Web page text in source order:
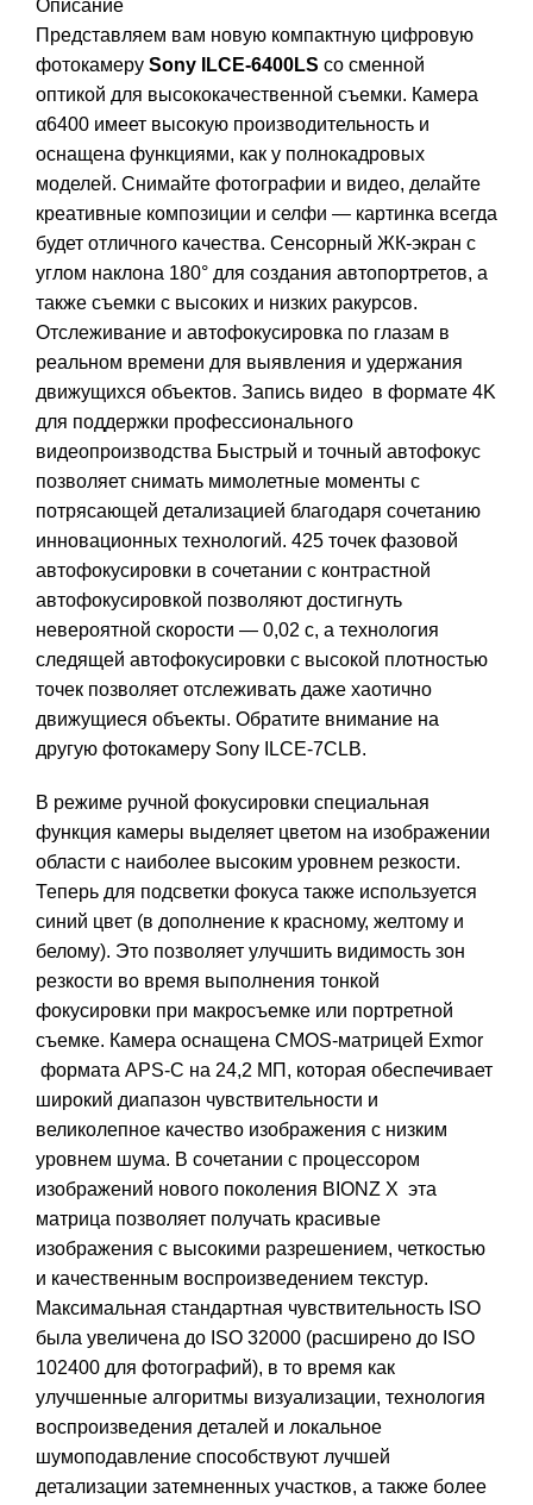
Описание
Представляем вам новую компактную цифровую
фотокамеру Sony ILCE-6400LS со сменной
оптикой для высококачественной съемки. Камера
α6400 имеет высокую производительность и
оснащена функциями, как у полнокадровых
моделей. Снимайте фотографии и видео, делайте
креативные композиции и селфи — картинка всегда
будет отличного качества. Сенсорный ЖК-экран с
углом наклона 180° для создания автопортретов, а
также съемки с высоких и низких ракурсов.
Отслеживание и автофокусировка по глазам в
реальном времени для выявления и удержания
движущихся объектов. Запись видео в формате 4K
для поддержки профессионального
видеопроизводства Быстрый и точный автофокус
позволяет снимать мимолетные моменты с
потрясающей детализацией благодаря сочетанию
инновационных технологий. 425 точек фазовой
автофокусировки в сочетании с контрастной
автофокусировкой позволяют достигнуть
невероятной скорости — 0,02 с, а технология
следящей автофокусировки с высокой плотностью
точек позволяет отслеживать даже хаотично
движущиеся объекты. Обратите внимание на
другую фотокамеру Sony ILCE-7CLB.
В режиме ручной фокусировки специальная
функция камеры выделяет цветом на изображении
области с наиболее высоким уровнем резкости.
Теперь для подсветки фокуса также используется
синий цвет (в дополнение к красному, желтому и
белому). Это позволяет улучшить видимость зон
резкости во время выполнения тонкой
фокусировки при макросъемке или портретной
съемке. Камера оснащена CMOS-матрицей Exmor
формата APS-C на 24,2 МП, которая обеспечивает
широкий диапазон чувствительности и
великолепное качество изображения с низким
уровнем шума. В сочетании с процессором
изображений нового поколения BIONZ X эта
матрица позволяет получать красивые
изображения с высокими разрешением, четкостью
и качественным воспроизведением текстур.
Максимальная стандартная чувствительность ISO
была увеличена до ISO 32000 (расширено до ISO
102400 для фотографий), в то время как
улучшенные алгоритмы визуализации, технология
воспроизведения деталей и локальное
шумоподавление способствуют лучшей
детализации затемненных участков, а также более